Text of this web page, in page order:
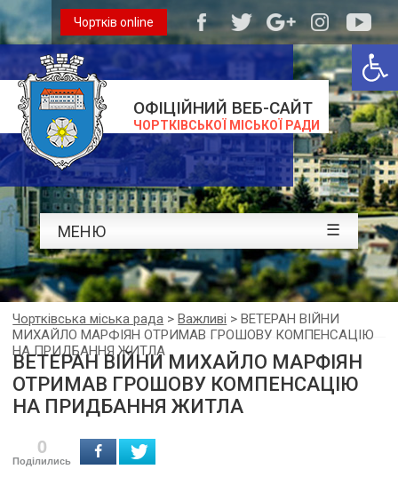
ОФІЦІЙНИЙ ВЕБ-САЙТ
ЧОРТКІВСЬКОЇ МІСЬКОЇ РАДИ
Чортків online
МЕНЮ ☰
Чортківська міська рада >Важливі >ВЕТЕРАН ВІЙНИ
МИХАЙЛО МАРФІЯН ОТРИМАВ ГРОШОВУ КОМПЕНСАЦІЮ
НА ПРИДБАННЯ ЖИТЛА
ВЕТЕРАН ВІЙНИ МИХАЙЛО МАРФІЯН
ОТРИМАВ ГРОШОВУ КОМПЕНСАЦІЮ
НА ПРИДБАННЯ ЖИТЛА
0
Поділились